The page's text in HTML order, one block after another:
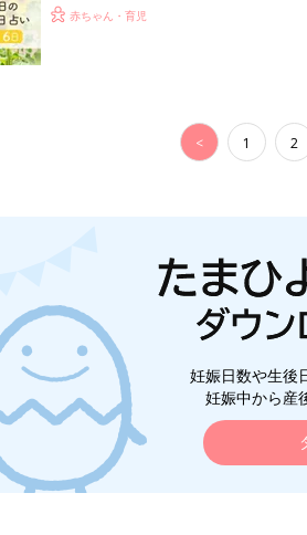
赤ちゃん・育児
< 1 2
妊娠日数や生後
妊娠中から産